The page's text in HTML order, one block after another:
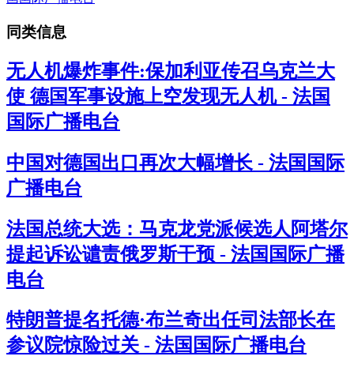
同类信息
无人机爆炸事件:保加利亚传召乌克兰大
使 德国军事设施上空发现无人机 - 法国
国际广播电台
中国对德国出口再次大幅增长 - 法国国际
广播电台
法国总统大选：马克龙党派候选人阿塔尔
提起诉讼谴责俄罗斯干预 - 法国国际广播
电台
特朗普提名托德·布兰奇出任司法部长在
参议院惊险过关 - 法国国际广播电台